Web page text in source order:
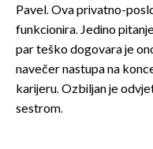
Pavel. Ova privatno-
funkcionira. Jedino
par teško dogovara je
navečer nastupa na
karijeru. Ozbiljan je
sestrom.